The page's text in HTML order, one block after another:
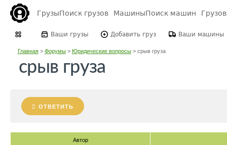
ГрузыПоиск грузов МашиныПоиск машин
Ваши грузы Добавить груз Ваши машины
Главная> Форумы> Юридические вопросы> срыв груза
срыв груза
ОТВЕТИТЬ
Автор